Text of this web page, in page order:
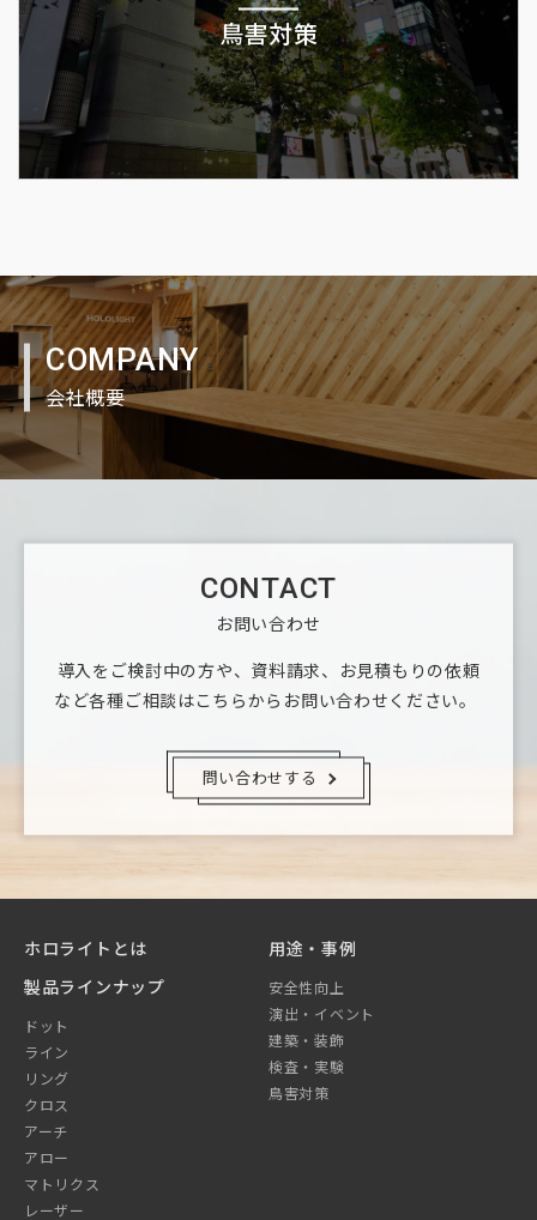
鳥害対策
COMPANY
会社概要
CONTACT
お問い合わせ
導入をご検討中の方や、資料請求、お見積もりの依頼
など各種ご相談はこちらからお問い合わせください。
問い合わせする
ホロライトとは
製品ラインナップ
ドット
ライン
リング
クロス
アーチ
アロー
マトリクス
レーザー
用途・事例
安全性向上
演出・イベント
建築・装飾
検査・実験
鳥害対策